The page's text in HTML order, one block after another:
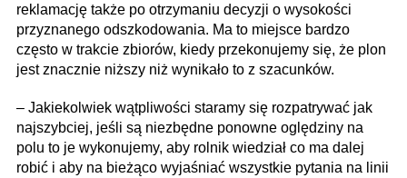
reklamację także po otrzymaniu decyzji o wysokości
przyznanego odszkodowania. Ma to miejsce bardzo
często w trakcie zbiorów, kiedy przekonujemy się, że plon
jest znacznie niższy niż wynikało to z szacunków.
– Jakiekolwiek wątpliwości staramy się rozpatrywać jak
najszybciej, jeśli są niezbędne ponowne oględziny na
polu to je wykonujemy, aby rolnik wiedział co ma dalej
robić i aby na bieżąco wyjaśniać wszystkie pytania na linii